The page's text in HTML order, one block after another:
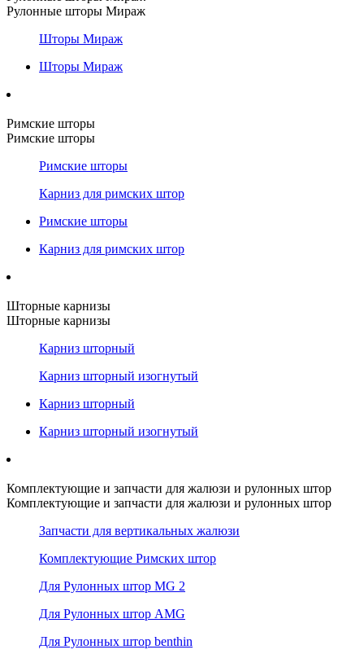
Рулонные шторы Мираж
Шторы Мираж
Шторы Мираж
Римские шторы
Римские шторы
Римские шторы
Карниз для римских штор
Римские шторы
Карниз для римских штор
Шторные карнизы
Шторные карнизы
Карниз шторный
Карниз шторный изогнутый
Карниз шторный
Карниз шторный изогнутый
Комплектующие и запчасти для жалюзи и рулонных штор
Комплектующие и запчасти для жалюзи и рулонных штор
Запчасти для вертикальных жалюзи
Комплектующие Римских штор
Для Рулонных штор MG 2
Для Рулонных штор AMG
Для Рулонных штор benthin